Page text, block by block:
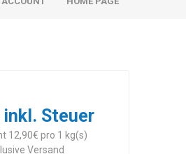
Bundles
Bundles
inkl. Steuer
12,90€ pro 1 kg(s)
Versand